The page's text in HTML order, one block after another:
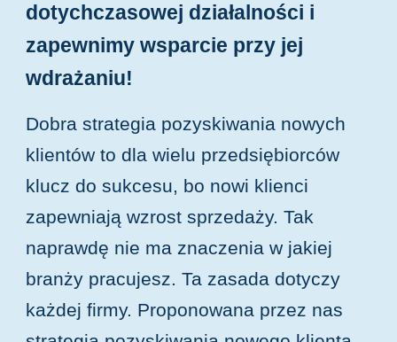
dotychczasowej działalności i
zapewnimy wsparcie przy jej
wdrażaniu!
Dobra strategia pozyskiwania nowych
klientów to dla wielu przedsiębiorców
klucz do sukcesu, bo nowi klienci
zapewniają wzrost sprzedaży. Tak
naprawdę nie ma znaczenia w jakiej
branży pracujesz. Ta zasada dotyczy
każdej firmy. Proponowana przez nas